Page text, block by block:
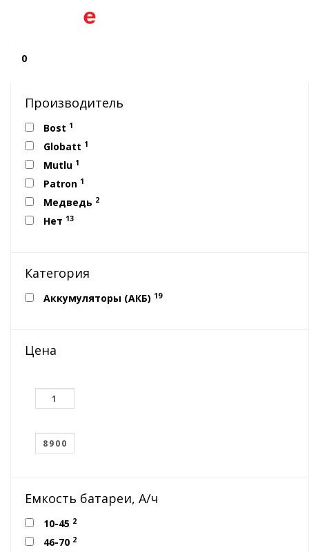
0
Производитель
Bost 1
Globatt 1
Mutlu 1
Patron 1
Медведь 2
Нет 13
Категория
Аккумуляторы (АКБ) 19
Цена
Емкость батареи, А/ч
10-45 2
46-70 2